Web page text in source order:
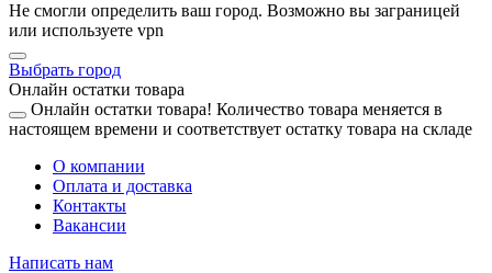
Не смогли определить ваш город. Возможно вы заграницей
или используете vpn
Выбрать город
Онлайн остатки товара
Онлайн остатки товара! Количество товара меняется в
настоящем времени и соответствует остатку товара на складе
О компании
Оплата и доставка
Контакты
Вакансии
Написать нам